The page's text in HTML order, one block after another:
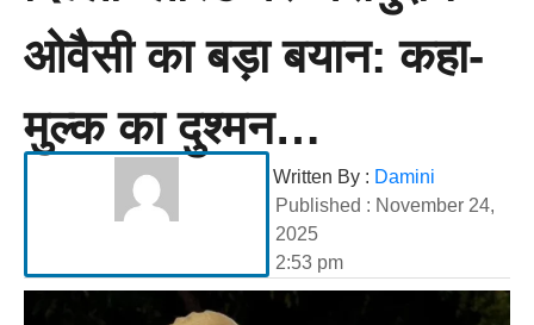
ओवैसी का बड़ा बयान: कहा-
मुल्क का दुश्मन…
Written By : Damini
Published : November 24,
2025
2:53 pm